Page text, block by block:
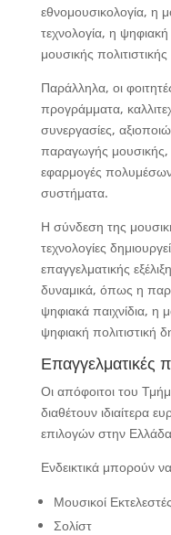
εθνομουσικολογία, η
τεχνολογία, η
μουσικής
Παράλληλα, οι
προγράμματα,
συνεργασίες,
παραγωγής μουσικής,
εφαρμογές πολυμέσων
συστήματα.
Η σύνδεση της
τεχνολογίες
επαγγελματικής
δυναμικά, όπως η
ψηφιακά παιχνίδια, η
ψηφιακή πολιτιστική
Επαγγελματικές
Οι απόφοιτοι του
διαθέτουν ιδιαίτερα
επιλογών στην Ελλάδα
Ενδεικτικά μπορούν
Μουσικοί Εκτελεστές
Σολίστ